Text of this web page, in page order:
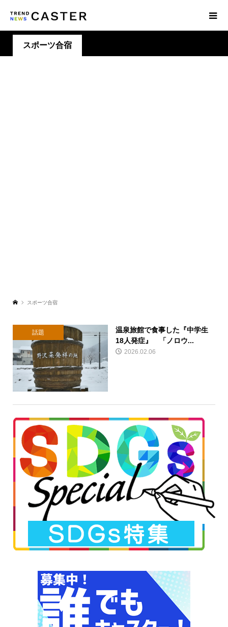
スポーツ合宿
スポーツ合宿
話題
温泉旅館で食事した『中学生
18人発症』 「ノロウ...
2026.02.06